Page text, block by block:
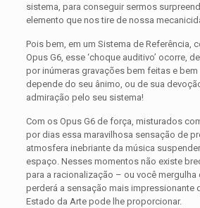
sistema, para conseguir sermos
elemento que nos tire de nossa
Pois bem, em um Sistema de Referência,
Opus G6, esse ‘choque auditivo’ ocorre,
por inúmeras gravações bem feitas e bem
depende do seu ânimo, ou de sua
admiração pelo seu sistema!
Com os Opus G6 de força, misturados
por dias essa maravilhosa sensação de
atmosfera inebriante da música
espaço. Nesses momentos não existe
para a racionalização – ou você mergulha
perderá a sensação mais impressionante
Estado da Arte pode lhe proporcionar.